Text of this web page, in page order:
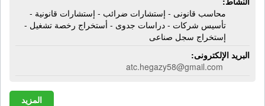
محاسب قانونى - إستشارات ضرائب - إستشارات قانونية -
تأسيس شركات - دراسات جدوى - أستخراج رخصة تشغيل -
إستخراج سجل صناعى
البريد الإلكترونى:
atc.hegazy58@gmail.com
المزيد